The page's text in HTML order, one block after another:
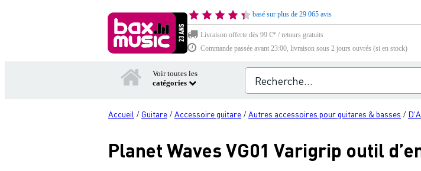
basé sur plus de 29 065 avis
Livraison offerte dès 99 €* / retours gratuits
Commande passée avant 23:00, livraison sous 2 jours ouvrés (si en stock)
Voir toutes les
catégories
Accueil / Guitare /Accessoire guitare /Autres accessoires pour guitares & basses /
Planet Waves VG01 Varigrip outil